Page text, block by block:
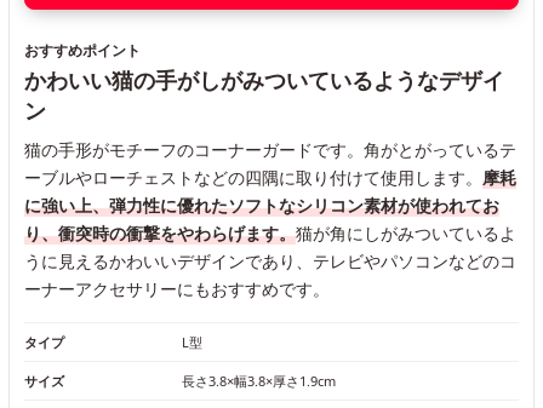
おすすめポイント
かわいい猫の手がしがみついているようなデザイ
ン
猫の手形がモチーフのコーナーガードです。角がとがっているテ
ーブルやローチェストなどの四隅に取り付けて使用します。 摩耗
に強い上、弾力性に優れたソフトなシリコン素材が使われてお
り、衝突時の衝撃をやわらげます。猫が角にしがみついているよ
うに見えるかわいいデザインであり、テレビやパソコンなどのコ
ーナーアクセサリーにもおすすめです。
タイプ L型
サイズ 長さ3.8×幅3.8×厚さ1.9cm